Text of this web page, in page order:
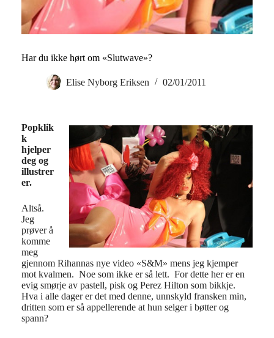
Har du ikke hørt om «Slutwave»?
Elise Nyborg Eriksen 02/01/2011
Popklik
k
hjelper
deg og
illustrer
er.
Altså.
Jeg
prøver å
komme
meg
gjennom Rihannas nye video «S&M» mens jeg kjemper
mot kvalmen. Noe som ikke er så lett. For dette her er en
evig smørje av pastell, pisk og Perez Hilton som bikkje.
Hva i alle dager er det med denne, unnskyld fransken min,
dritten som er så appellerende at hun selger i bøtter og
spann?